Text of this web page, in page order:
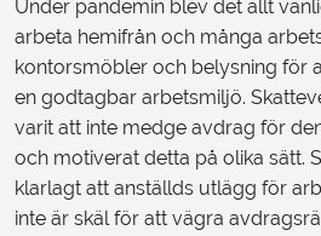
Under pandemin blev det allt
arbeta hemifrån och många
kontorsmöbler och belysning för
en godtagbar arbetsmiljö.
varit att inte medge avdrag för
och motiverat detta på olika sätt.
klarlagt att anställds utlägg för
inte är skäl för att vägra